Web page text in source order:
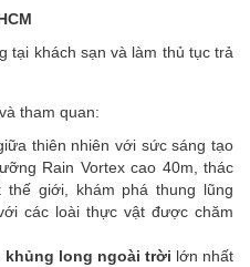
tại khách sạn và làm thủ tục trả
tham quan:
thiên nhiên với sức sáng tạo
Rain Vortex cao 40m, thác
giới, khám phá thung lũng
các loài thực vật được chăm
khủng long ngoài trời lớn nhất